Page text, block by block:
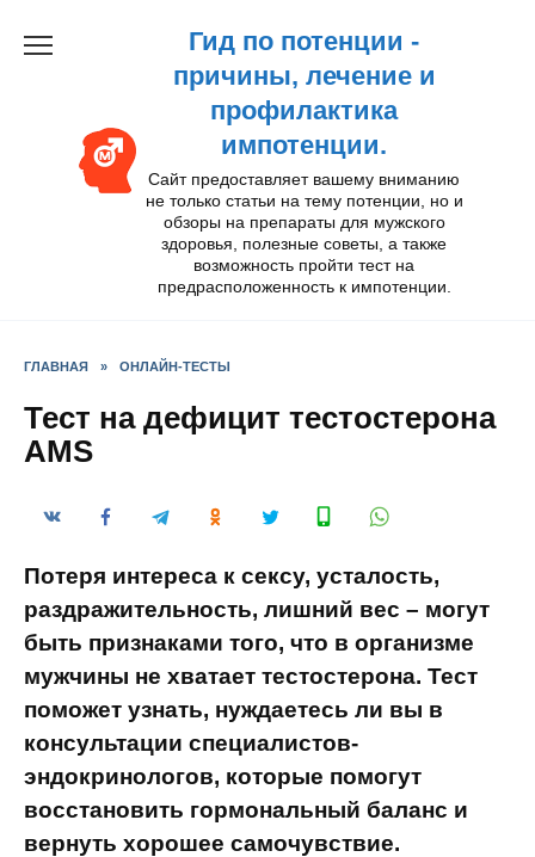
Гид по потенции -
причины, лечение и
профилактика
импотенции.
Сайт предоставляет вашему вниманию
не только статьи на тему потенции, но и
обзоры на препараты для мужского
здоровья, полезные советы, а также
возможность пройти тест на
предрасположенность к импотенции.
ГЛАВНАЯ » ОНЛАЙН-ТЕСТЫ
Тест на дефицит тестостерона
AMS
Потеря интереса к сексу, усталость,
раздражительность, лишний вес – могут
быть признаками того, что в организме
мужчины не хватает тестостерона. Тест
поможет узнать, нуждаетесь ли вы в
консультации специалистов-
эндокринологов, которые помогут
восстановить гормональный баланс и
вернуть хорошее самочувствие.